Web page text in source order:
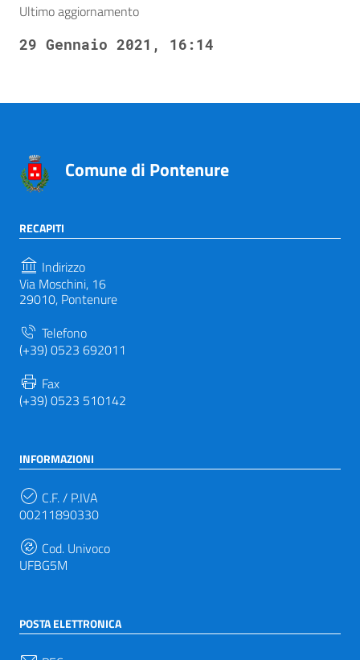
Ultimo aggiornamento
29 Gennaio 2021, 16:14
Comune di Pontenure
RECAPITI
Indirizzo
Via Moschini, 16
29010, Pontenure
Telefono
(+39) 0523 692011
Fax
(+39) 0523 510142
INFORMAZIONI
C.F. / P.IVA
00211890330
Cod. Univoco
UFBG5M
POSTA ELETTRONICA